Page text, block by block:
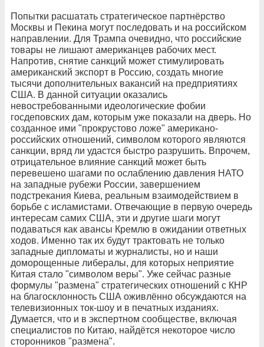
Попытки расшатать стратегическое партнёрство
Москвы и Пекина могут последовать и на российском
направлении. Для Трампа очевидно, что российские
товары не лишают американцев рабочих мест.
Напротив, снятие санкций может стимулировать
американский экспорт в Россию, создать многие
тысячи дополнительных вакансий на предприятиях
США. В данной ситуации оказались
невостребованными идеологические фобии
госдеповских дам, которым уже показали на дверь. Но
созданное ими "прокрустово ложе" американо-
российских отношений, символом которого являются
санкции, вряд ли удастся быстро разрушить. Впрочем,
отрицательное влияние санкций может быть
перевешено шагами по ослаблению давления НАТО
на западные рубежи России, завершением
подстрекания Киева, реальным взаимодействием в
борьбе с исламистами. Отвечающие в первую очередь
интересам самих США, эти и другие шаги могут
подаваться как авансы Кремлю в ожидании ответных
ходов. Именно так их будут трактовать не только
западные дипломаты и журналисты, но и наши
доморощенные либералы, для которых неприятие
Китая стало "символом веры". Уже сейчас разные
формулы "размена" стратегических отношений с КНР
на благосклонность США оживлённо обсуждаются на
телевизионных ток-шоу и в печатных изданиях.
Думается, что и в экспертном сообществе, включая
специалистов по Китаю, найдётся некоторое число
сторонников "размена".